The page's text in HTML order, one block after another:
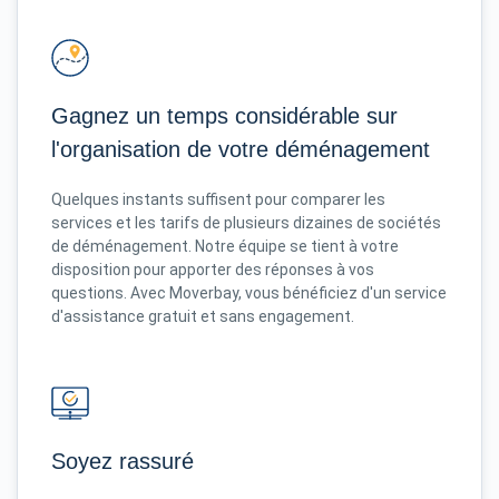
Gagnez un temps considérable sur
l'organisation de votre déménagement
Quelques instants suffisent pour comparer les
services et les tarifs de plusieurs dizaines de sociétés
de déménagement. Notre équipe se tient à votre
disposition pour apporter des réponses à vos
questions. Avec Moverbay, vous bénéficiez d'un service
d'assistance gratuit et sans engagement.
Soyez rassuré